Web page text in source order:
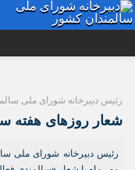
توییتر
رئیس دبیرخانه شورای ملی
شعار روزهای هفته
دیدگاه های ارسال شده
منتشر خواهد شد.
پیام هایی که به غیر از